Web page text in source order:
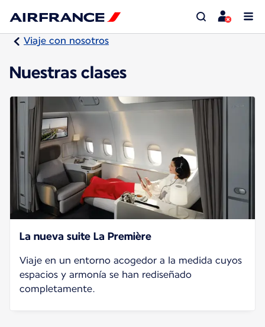
Viaje con nosotros
Nuestras clases
La nueva suite La Première
Viaje en un entorno acogedor a la medida cuyos
espacios y armonía se han rediseñado
completamente.